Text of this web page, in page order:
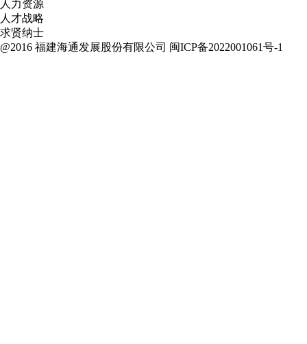
人力资源
人才战略
求贤纳士
@2016 福建海通发展股份有限公司 闽ICP备2022001061号-1